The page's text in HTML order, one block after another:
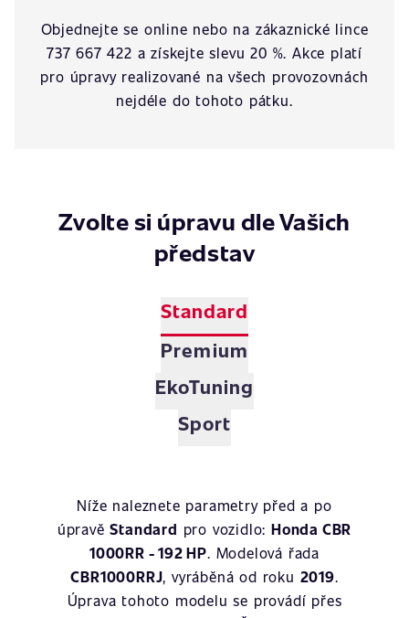
Objednejte se online nebo na zákaznické lince
737 667 422 a získejte slevu 20 %. Akce platí
pro úpravy realizované na všech provozovnách
nejdéle do tohoto pátku.
Zvolte si úpravu dle Vašich
představ
Standard
Premium
EkoTuning
Sport
Níže naleznete parametry před a po
úpravěStandard pro vozidlo: Honda CBR
1000RR - 192 HP. Modelová řada
CBR1000RRJ, vyráběná od roku 2019.
Úprava tohoto modelu se provádí přes